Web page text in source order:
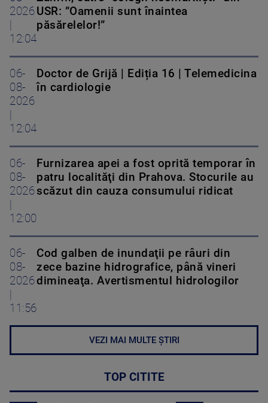
2026
12:04
USR: ”Oamenii sunt înaintea
păsărelelor!”
06-
08-
2026
12:04
Doctor de Grijă | Ediția 16 | Telemedicina
în cardiologie
06-
08-
2026
12:00
Furnizarea apei a fost oprită temporar în
patru localităţi din Prahova. Stocurile au
scăzut din cauza consumului ridicat
06-
08-
2026
11:56
Cod galben de inundaţii pe râuri din
zece bazine hidrografice, până vineri
dimineaţa. Avertismentul hidrologilor
VEZI MAI MULTE ȘTIRI
TOP CITITE